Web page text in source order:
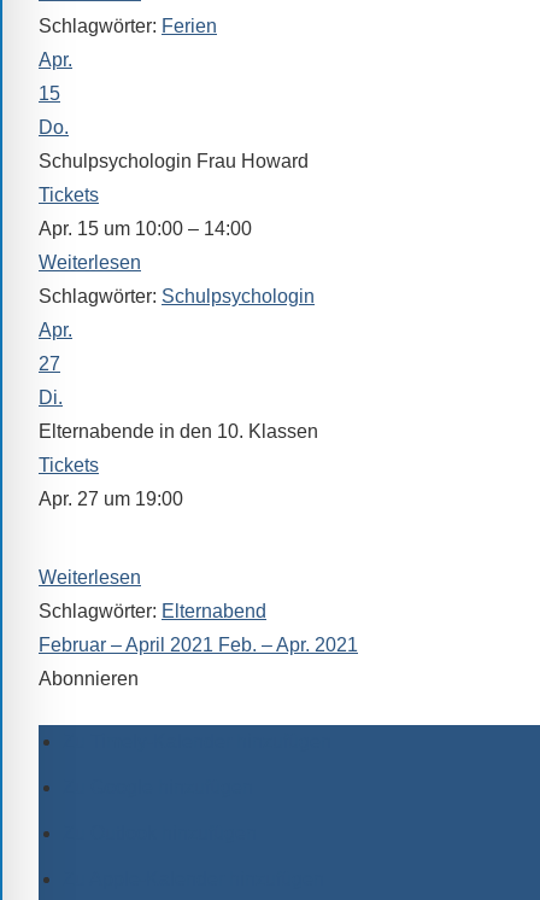
Schlagwörter: Ferien
Apr.
15
Do.
Schulpsychologin Frau Howard
Tickets
Apr. 15 um 10:00 – 14:00
Weiterlesen
Schlagwörter: Schulpsychologin
Apr.
27
Di.
Elternabende in den 10. Klassen
Tickets
Apr. 27 um 19:00
Weiterlesen
Schlagwörter: Elternabend
Februar – April 2021 Feb. – Apr. 2021
Abonnieren